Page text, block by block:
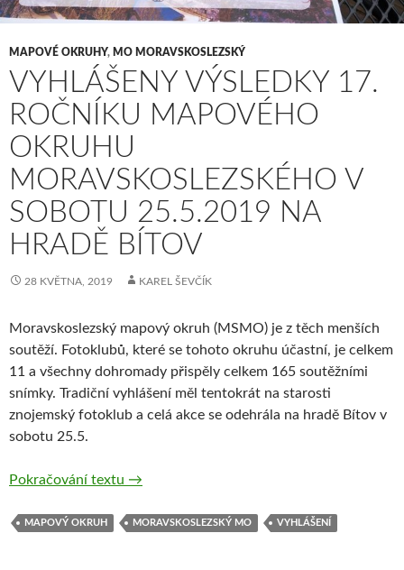
MAPOVÉ OKRUHY, MO MORAVSKOSLEZSKÝ
VYHLÁŠENY VÝSLEDKY 17.
ROČNÍKU MAPOVÉHO
OKRUHU
MORAVSKOSLEZSKÉHO V
SOBOTU 25.5.2019 NA
HRADĚ BÍTOV
28 KVĚTNA, 2019 KAREL ŠEVČÍK
Moravskoslezský mapový okruh (MSMO) je z těch menších
soutěží. Fotoklubů, které se tohoto okruhu účastní, je celkem
11 a všechny dohromady přispěly celkem 165 soutěžními
snímky. Tradiční vyhlášení měl tentokrát na starosti
znojemský fotoklub a celá akce se odehrála na hradě Bítov v
sobotu 25.5.
Pokračování textu Vyhlášeny výsledky 17. ročníku
→
MAPOVÝ OKRUH MORAVSKOSLEZSKÝ MO VYHLÁŠENÍ